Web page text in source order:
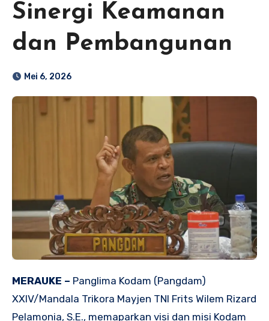
Sinergi Keamanan
dan Pembangunan
Mei 6, 2026
MERAUKE – Panglima Kodam (Pangdam)
XXIV/Mandala Trikora Mayjen TNI Frits Wilem Rizard
Pelamonia, S.E., memaparkan visi dan misi Kodam